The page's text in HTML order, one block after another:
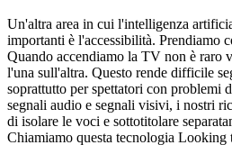
Un'altra area in cui l'intelligenza
importanti è l'accessibilità. Prendiamo
Quando accendiamo la TV non è raro
l'una sull'altra. Questo rende difficile
soprattutto per spettatori con problemi
segnali audio e segnali visivi, i nostri
di isolare le voci e sottotitolare
Chiamiamo questa tecnologia Looking